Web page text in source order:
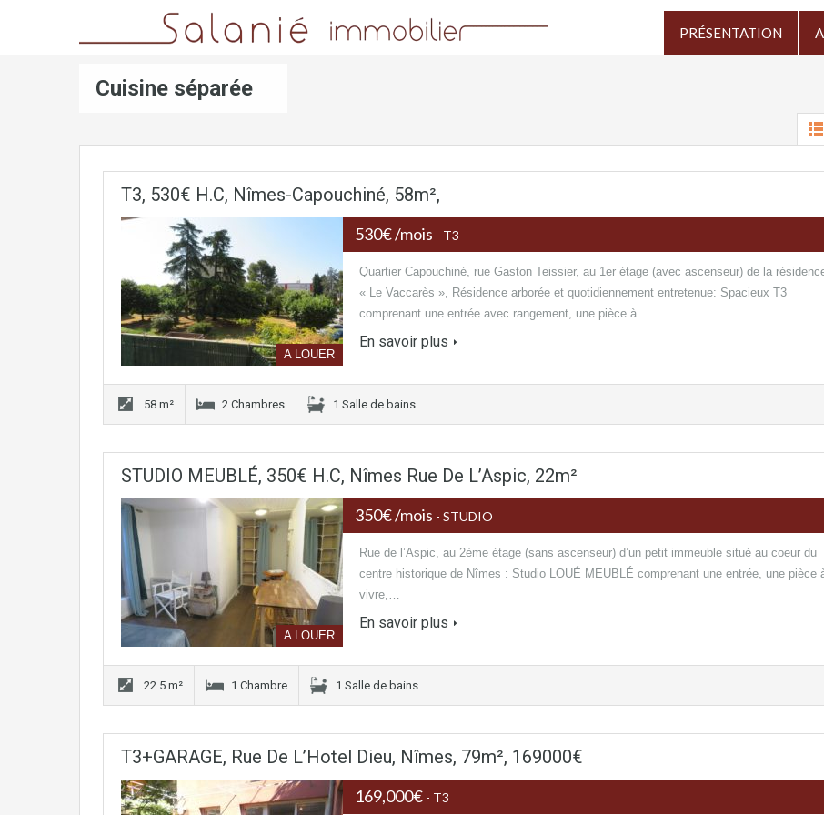
PRÉSENTATION
Cuisine séparée
T3, 530€ H.C, Nîmes-Capouchiné, 58m²,
A LOUER
530€ /mois - T3
Quartier Capouchiné, rue Gaston Teissier, au 1er étage (avec ascenseur) de la
« Le Vaccarès », Résidence arborée et quotidiennement entretenue: Spacieux T3
comprenant une entrée avec rangement, une pièce à…
En savoir plus
58 m² 2 Chambres 1 Salle de bains
STUDIO MEUBLÉ, 350€ H.C, Nîmes Rue De L’Aspic, 22m²
A LOUER
350€ /mois - STUDIO
Rue de l’Aspic, au 2ème étage (sans ascenseur) d’un petit immeuble situé au coeur du
centre historique de Nîmes : Studio LOUÉ MEUBLÉ comprenant une entrée, une pièce
vivre,…
En savoir plus
22.5 m² 1 Chambre 1 Salle de bains
T3+GARAGE, Rue De L’Hotel Dieu, Nîmes, 79m², 169000€
169,000€ - T3